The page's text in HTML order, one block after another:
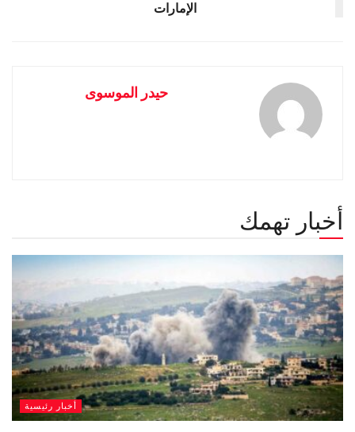
الإمارات
حيدر الموسوى
أخبار تهمك
أخبار رئيسية